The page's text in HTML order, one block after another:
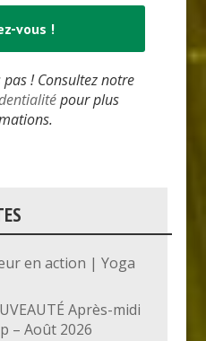
! Consultez notre
pour plus
en action | Yoga
Après-midi
– Août 2026